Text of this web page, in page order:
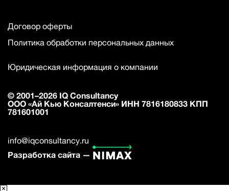
Договор оферты
Политика обработки персональных данных
Юридическая информация о компании
© 2001–2026 IQ Consultancy
ООО «Ай Кью Консалтенси» ИНН 7816180833 КПП
781601001
info@iqconsultancy.ru
Разработка сайта —